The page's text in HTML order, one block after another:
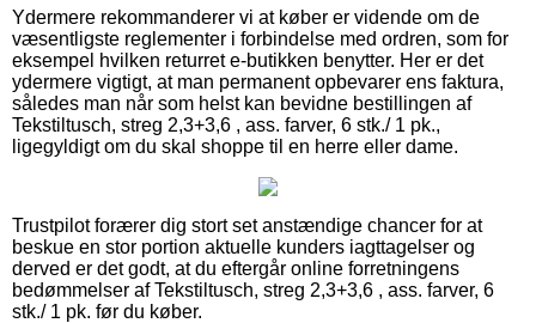
Ydermere rekommanderer vi at køber er vidende om de
væsentligste reglementer i forbindelse med ordren, som for
eksempel hvilken returret e-butikken benytter. Her er det
ydermere vigtigt, at man permanent opbevarer ens faktura,
således man når som helst kan bevidne bestillingen af
Tekstiltusch, streg 2,3+3,6 , ass. farver, 6 stk./ 1 pk.,
ligegyldigt om du skal shoppe til en herre eller dame.
Trustpilot forærer dig stort set anstændige chancer for at
beskue en stor portion aktuelle kunders iagttagelser og
derved er det godt, at du eftergår online forretningens
bedømmelser af Tekstiltusch, streg 2,3+3,6 , ass. farver, 6
stk./ 1 pk. før du køber.